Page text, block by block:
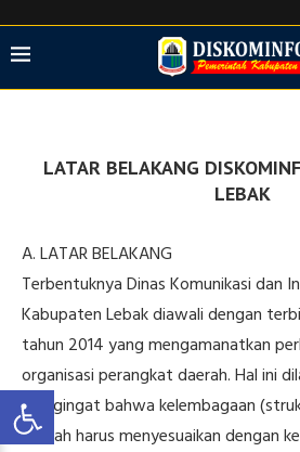
LATAR BELAKANG
LEBAK
A. LATAR BELAKANG
Terbentuknya Dinas Komunikasi dan
Kabupaten Lebak diawali dengan
tahun 2014 yang mengamanatkan
organisasi perangkat daerah. Hal ini
mengingat bahwa kelembagaan
daerah harus menyesuaikan dengan